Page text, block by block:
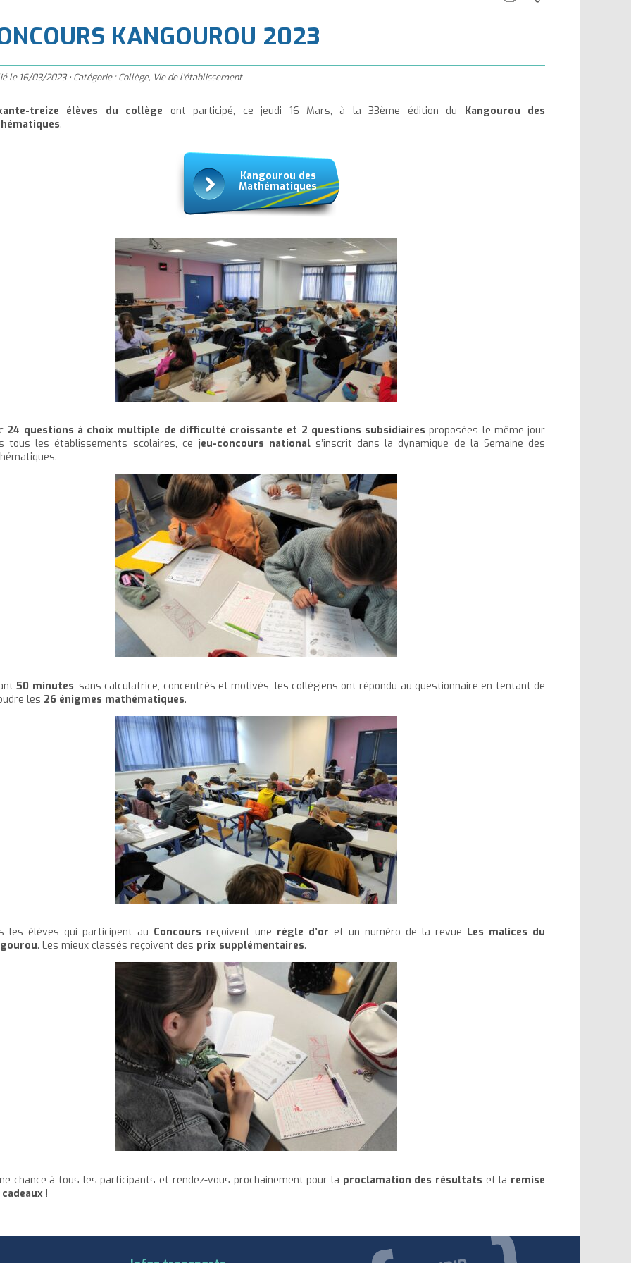
textetexte
KANGOUROU 2023
le 16/03/2023 • Catégorie :Collège, Vie de l'établissement
treize élèves du collège ont participé, ce jeudi 16 Mars, à la 33ème édition du Kangourou des
.
Kangourou des
Mathématiques
24 questions à choix multiple de difficulté croissante et 2 questions subsidiaires proposées le même jour
tous les établissements scolaires, ce jeu-concours nationals’inscrit dans la dynamique de la Semaine des
50 minutes, sans calculatrice, concentrés et motivés, les collégiens ont répondu au questionnaire en tentant de
les 26 énigmes mathématiques.
les élèves qui participent au Concours reçoivent une règle d’or et un numéro de la revue Les malices du
. Les mieux classés reçoivent des prix supplémentaires.
chance à tous les participants et rendez-vous prochainement pour la proclamation des résultats et la remise
cadeaux !